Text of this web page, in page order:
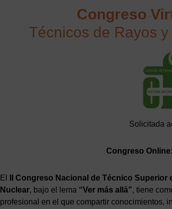
Congreso
Técnicos de Rayos
Solicitada
Congreso Online:
El
II Congreso Nacional de Técnico
Nuclear, bajo el lema “Ver más allá”, tiene
profesional en el que compartir conocimientos,